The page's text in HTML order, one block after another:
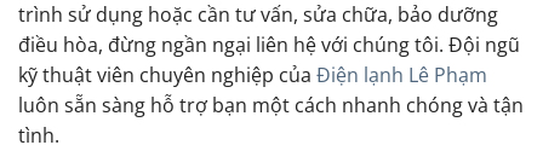
trình sử dụng hoặc cần tư vấn, sửa chữa, bảo dưỡng
điều hòa, đừng ngần ngại liên hệ với chúng tôi. Đội ngũ
kỹ thuật viên chuyên nghiệp của Điện lạnh Lê Phạm
luôn sẵn sàng hỗ trợ bạn một cách nhanh chóng và tận
tình.